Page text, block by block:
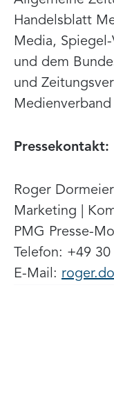
Handelsblatt
Media,
und dem
und
Pressekontakt:
Roger Dormeier
Marketing |
PMG Presse-
Telefon: +49
E-Mail: